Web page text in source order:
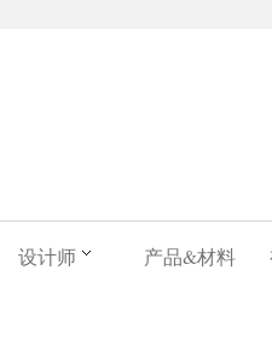
设计师 产品&材料